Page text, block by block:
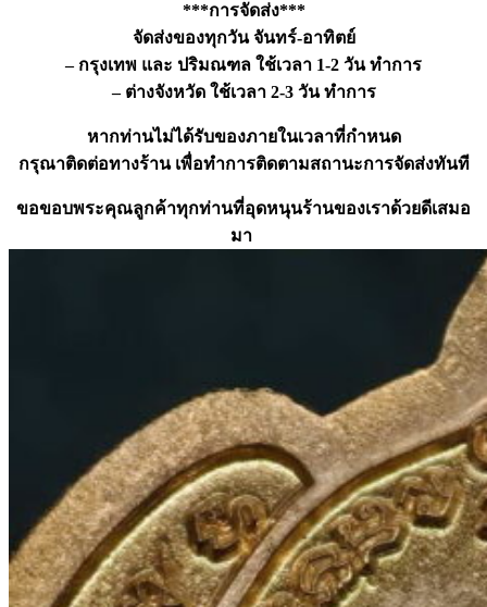
***การจัดส่ง***
จัดส่งของทุกวัน จันทร์-อาทิตย์
– กรุงเทพ และ ปริมณฑล ใช้เวลา 1-2 วัน ทำการ
– ต่างจังหวัด ใช้เวลา 2-3 วัน ทำการ
หากท่านไม่ได้รับของภายในเวลาที่กำหนด
กรุณาติดต่อทางร้าน เพื่อทำการติดตามสถานะการจัดส่งทันที
ขอขอบพระคุณลูกค้าทุกท่านที่อุดหนุนร้านของเราด้วยดีเสมอ
มา